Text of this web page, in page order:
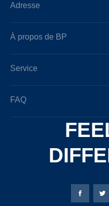
Adresse
À propos de BP
Service
FAQ
Page